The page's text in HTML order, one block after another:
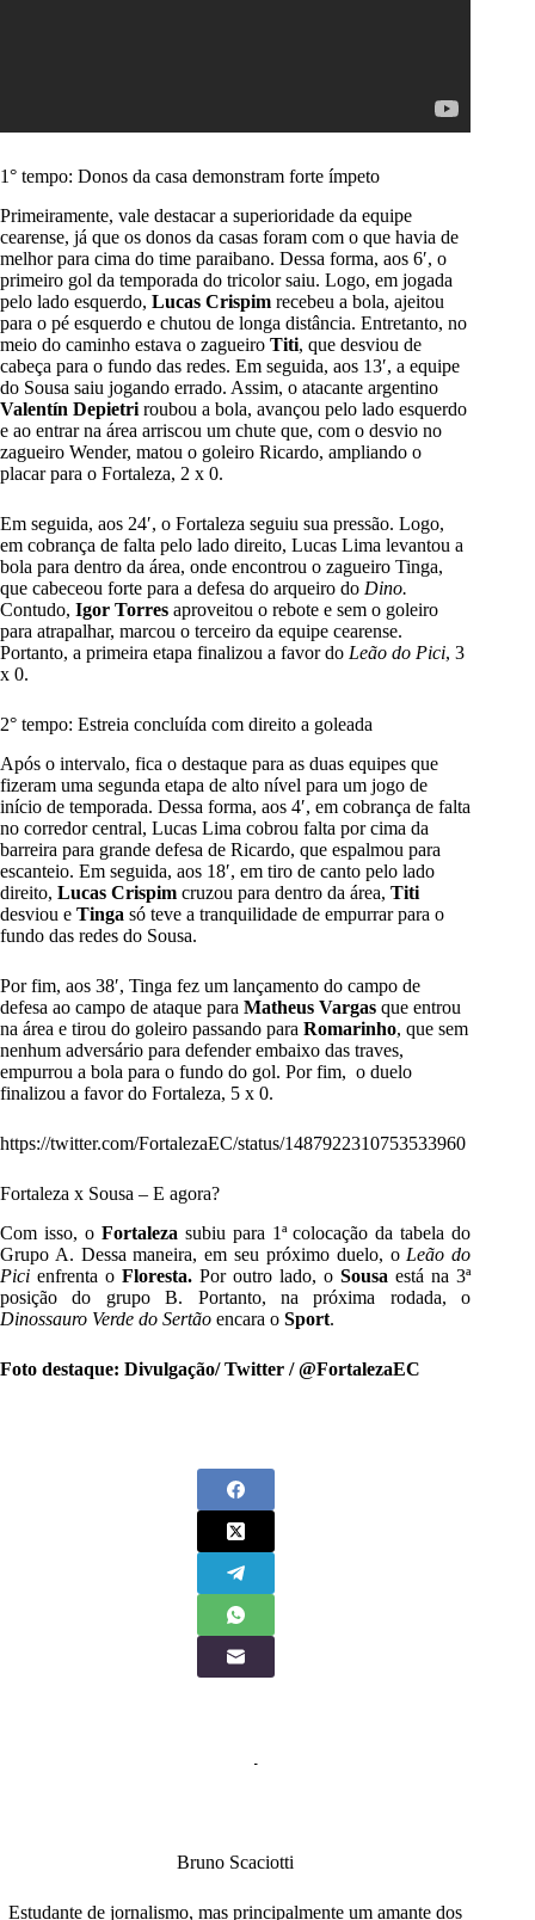
1° tempo: Donos da casa demonstram forte ímpeto
Primeiramente, vale destacar a superioridade da equipe
cearense, já que os donos da casas foram com o que havia de
melhor para cima do time paraibano. Dessa forma, aos 6′, o
primeiro gol da temporada do tricolor saiu. Logo, em jogada
pelo lado esquerdo, Lucas Crispim recebeu a bola, ajeitou
para o pé esquerdo e chutou de longa distância. Entretanto, no
meio do caminho estava o zagueiro Titi, que desviou de
cabeça para o fundo das redes. Em seguida, aos 13′, a equipe
do Sousa saiu jogando errado. Assim, o atacante argentino
Valentín Depietri roubou a bola, avançou pelo lado esquerdo
e ao entrar na área arriscou um chute que, com o desvio no
zagueiro Wender, matou o goleiro Ricardo, ampliando o
placar para o Fortaleza, 2 x 0.
Em seguida, aos 24′, o Fortaleza seguiu sua pressão. Logo,
em cobrança de falta pelo lado direito, Lucas Lima levantou a
bola para dentro da área, onde encontrou o zagueiro Tinga,
que cabeceou forte para a defesa do arqueiro do Dino.
Contudo, Igor Torres aproveitou o rebote e sem o goleiro
para atrapalhar, marcou o terceiro da equipe cearense.
Portanto, a primeira etapa finalizou a favor do Leão do Pici, 3
x 0.
2° tempo: Estreia concluída com direito a goleada
Após o intervalo, fica o destaque para as duas equipes que
fizeram uma segunda etapa de alto nível para um jogo de
início de temporada. Dessa forma, aos 4′, em cobrança de falta
no corredor central, Lucas Lima cobrou falta por cima da
barreira para grande defesa de Ricardo, que espalmou para
escanteio. Em seguida, aos 18′, em tiro de canto pelo lado
direito, Lucas Crispim cruzou para dentro da área, Titi
desviou e Tinga só teve a tranquilidade de empurrar para o
fundo das redes do Sousa.
Por fim, aos 38′, Tinga fez um lançamento do campo de
defesa ao campo de ataque para Matheus Vargas que entrou
na área e tirou do goleiro passando para Romarinho, que sem
nenhum adversário para defender embaixo das traves,
empurrou a bola para o fundo do gol. Por fim, o duelo
finalizou a favor do Fortaleza, 5 x 0.
https://twitter.com/FortalezaEC/status/1487922310753533960
Fortaleza x Sousa – E agora?
Com isso, o Fortaleza subiu para 1ª colocação da tabela do
Grupo A. Dessa maneira, em seu próximo duelo, o Leão do
Picienfrenta oFloresta. Por outro lado, o Sousaestá na 3ª
posição do grupo B. Portanto, na próxima rodada, o
Dinossauro Verde do Sertão encara o Sport.
Foto destaque: Divulgação/ Twitter / @FortalezaEC
Bruno Scaciotti
Estudante de jornalismo, mas principalmente um amante dos